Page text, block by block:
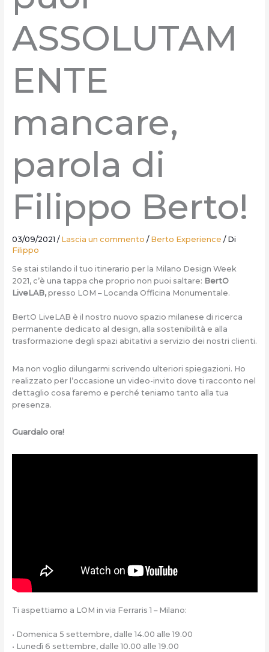
ASSOLUTAM
ENTE
mancare,
parola di
Filippo Berto!
03/09/2021 / Lascia un commento / Berto Experience / Di
Filippo
Se stai stilando il tuo itinerario per la Milano Design Week
2021, c’è una tappa che proprio non puoi saltare: BertO
LiveLAB,presso LOM – Locanda Officina Monumentale.
BertO LiveLAB è il nostro nuovo spazio milanese di ricerca
permanente dedicato al design, alla sostenibilità e alla
trasformazione degli spazi abitativi a servizio dei nostri clienti.
Ma non voglio dilungarmi scrivendo ulteriori spiegazioni. Ho
realizzato per l’occasione un video-invito dove ti racconto nel
dettaglio cosa faremo e perché teniamo tanto alla tua
presenza.
Guardalo ora!
Ti aspettiamo a LOM in via Ferraris 1 – Milano:
• Domenica 5 settembre, dalle 14.00 alle 19.00
• Lunedì 6 settembre, dalle 10.00 alle 19.00